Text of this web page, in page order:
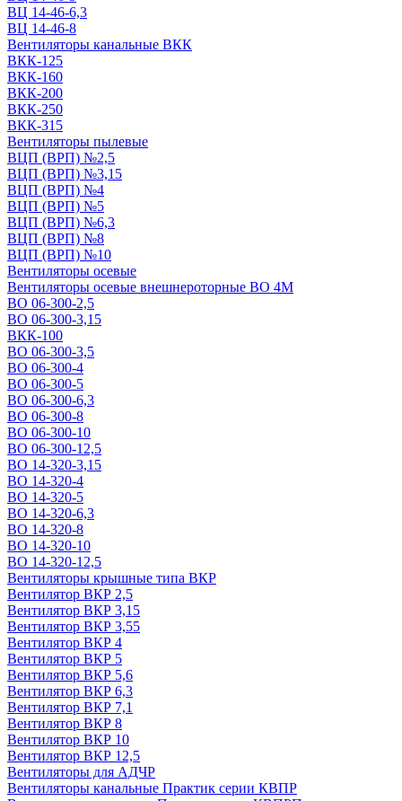
ВЦ 14-46-6,3
ВЦ 14-46-8
Вентиляторы канальные ВКК
ВКК-125
ВКК-160
ВКК-200
ВКК-250
ВКК-315
Вентиляторы пылевые
ВЦП (ВРП) №2,5
ВЦП (ВРП) №3,15
ВЦП (ВРП) №4
ВЦП (ВРП) №5
ВЦП (ВРП) №6,3
ВЦП (ВРП) №8
ВЦП (ВРП) №10
Вентиляторы осевые
Вентиляторы осевые внешнероторные ВО 4М
ВО 06-300-2,5
ВО 06-300-3,15
ВКК-100
ВО 06-300-3,5
ВО 06-300-4
ВО 06-300-5
ВО 06-300-6,3
ВО 06-300-8
ВО 06-300-10
ВО 06-300-12,5
ВО 14-320-3,15
ВО 14-320-4
ВО 14-320-5
ВО 14-320-6,3
ВО 14-320-8
ВО 14-320-10
ВО 14-320-12,5
Вентиляторы крышные типа ВКР
Вентилятор ВКР 2,5
Вентилятор ВКР 3,15
Вентилятор ВКР 3,55
Вентилятор ВКР 4
Вентилятор ВКР 5
Вентилятор ВКР 5,6
Вентилятор ВКР 6,3
Вентилятор ВКР 7,1
Вентилятор ВКР 8
Вентилятор ВКР 10
Вентилятор ВКР 12,5
Вентиляторы для АДЧР
Вентиляторы канальные Практик серии КВПР